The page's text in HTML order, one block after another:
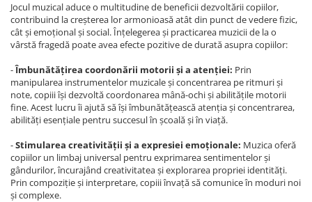
Jocul muzical aduce o multitudine de beneficii dezvoltării copiilor,
contribuind la creșterea lor armonioasă atât din punct de vedere fizic,
cât și emoțional și social. Înțelegerea și practicarea muzicii de la o
vârstă fragedă poate avea efecte pozitive de durată asupra copiilor:
-Îmbunătățirea coordonării motorii și a atenției: Prin
manipularea instrumentelor muzicale și concentrarea pe ritmuri și
note, copiii își dezvoltă coordonarea mână-ochi și abilitățile motorii
fine. Acest lucru îi ajută să își îmbunătățească atenția și concentrarea,
abilități esențiale pentru succesul în școală și în viață.
-Stimularea creativității și a expresiei emoționale: Muzica oferă
copiilor un limbaj universal pentru exprimarea sentimentelor și
gândurilor, încurajând creativitatea și explorarea propriei identități.
Prin compoziție și interpretare, copiii învață să comunice în moduri noi
și complexe.